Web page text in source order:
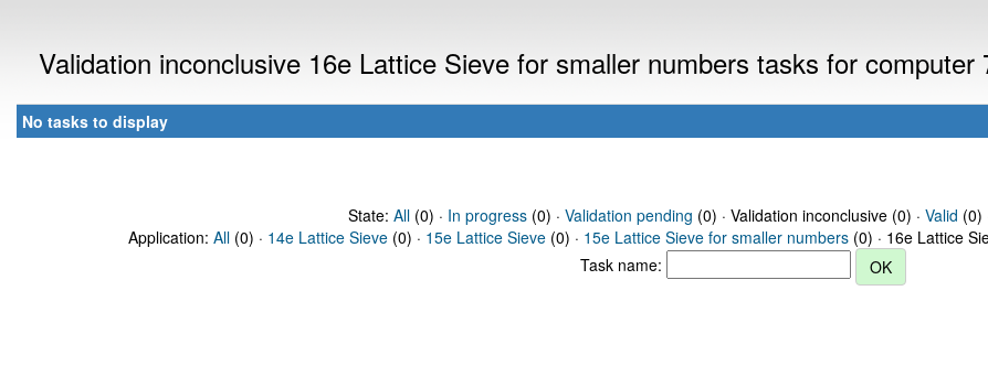
Validation inconclusive 16e Lattice Sieve for smaller numbers tasks for computer
No tasks to display
State: All(0) · In progress(0) · Validation pending (0) · Validation inconclusive (0) · Valid (0)
Application: All (0) · 14e Lattice Sieve (0) · 15e Lattice Sieve (0) · 15e Lattice Sieve for smaller numbers (0) · 16e Lattice
Task name: